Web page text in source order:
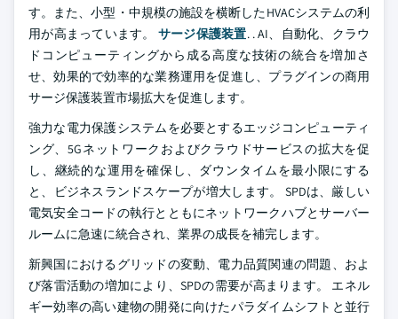
す。また、小型・中規模の施設を横断したHVACシステムの利
用が高まっています。 サージ保護装置. . AI、自動化、クラウ
ドコンピューティングから成る高度な技術の統合を増加さ
せ、効果的で効率的な業務運用を促進し、プラグインの商用
サージ保護装置市場拡大を促進します。
強力な電力保護システムを必要とするエッジコンピューティ
ング、5Gネットワークおよびクラウドサービスの拡大を促
し、継続的な運用を確保し、ダウンタイムを最小限にする
と、ビジネスランドスケープが増大します。 SPDは、厳しい
電気安全コードの執行とともにネットワークハブとサーバー
ルームに急速に統合され、業界の成長を補完します。
新興国におけるグリッドの変動、電力品質関連の問題、およ
び落雷活動の増加により、SPDの需要が高まります。 エネル
ギー効率の高い建物の開発に向けたパラダイムシフトと並行